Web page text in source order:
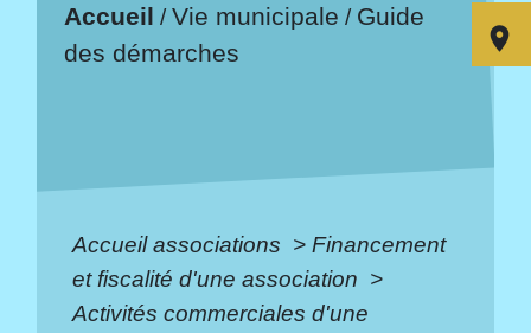
Accueil /Vie municipale / Guide
des démarches
Accueil associations > Financement
et fiscalité d'une association >
Activités commerciales d'une
room